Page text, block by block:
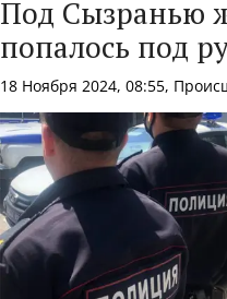
Под Сызранью
попалось под
18 Ноября 2024, 08:55,